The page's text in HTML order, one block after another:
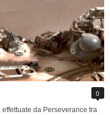
0
da Perseverance tra